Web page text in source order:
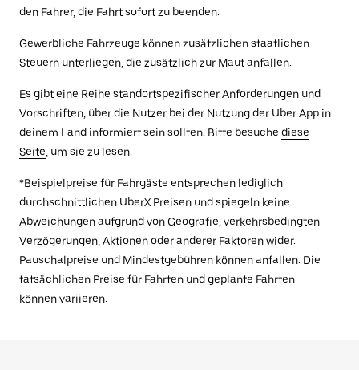
den Fahrer, die Fahrt sofort zu beenden.
Gewerbliche Fahrzeuge können zusätzlichen staatlichen
Steuern unterliegen, die zusätzlich zur Maut anfallen.
Es gibt eine Reihe standortspezifischer Anforderungen und
Vorschriften, über die Nutzer bei der Nutzung der Uber App in
deinem Land informiert sein sollten. Bitte besuche diese
Seite , um sie zu lesen.
*Beispielpreise für Fahrgäste entsprechen lediglich
durchschnittlichen UberX Preisen und spiegeln keine
Abweichungen aufgrund von Geografie, verkehrsbedingten
Verzögerungen, Aktionen oder anderer Faktoren wider.
Pauschalpreise und Mindestgebühren können anfallen. Die
tatsächlichen Preise für Fahrten und geplante Fahrten
können variieren.